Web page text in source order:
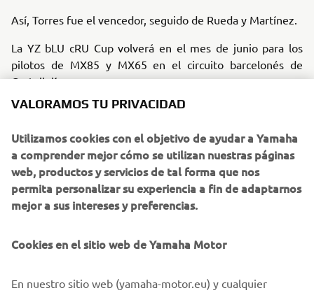
Así, Torres fue el vencedor, seguido de Rueda y Martínez.
La YZ bLU cRU Cup volverá en el mes de junio para los
pilotos de MX85 y MX65 en el circuito barcelonés de
Castellolí.
Álvaro Lozano, coordinador YZ bLU cRU Cup: “Ha sido un
lesionados y además Jordi Soler sufría una dura caída
cuando se encontraba en un buen momento de forma.
Alejandro torres ha sido el mejor marcando remontadas
en ambas mangas consiguiendo entrar en el top 10 del
Campeonato de España y siendo el mejor de la Copa. En
buenos resultados. Rueda ha mejorado su conducción y ha
más experiencia. Destacar la constancia que ha mostrado
VALORAMOS TU PRIVACIDAD
Utilizamos cookies con el objetivo de ayudar a Yamaha
a comprender mejor cómo se utilizan nuestras páginas
web, productos y servicios de tal forma que nos
permita personalizar su experiencia a fin de adaptarnos
mejor a sus intereses y preferencias.
Cookies en el sitio web de Yamaha Motor
En nuestro sitio web (yamaha-motor.eu) y cualquier